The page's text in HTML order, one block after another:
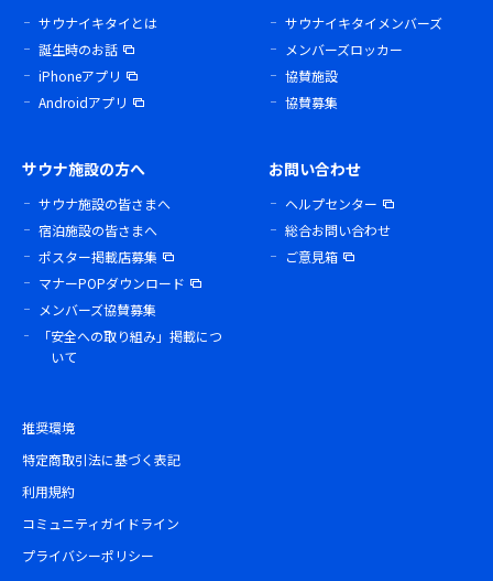
サウナイキタイとは
誕生時のお話
iPhoneアプリ
Androidアプリ
サウナイキタイメンバーズ
メンバーズロッカー
協賛施設
協賛募集
サウナ施設の方へ
サウナ施設の皆さまへ
宿泊施設の皆さまへ
ポスター掲載店募集
マナーPOPダウンロード
メンバーズ協賛募集
「安全への取り組み」掲載につ
いて
お問い合わせ
ヘルプセンター
総合お問い合わせ
ご意見箱
推奨環境
特定商取引法に基づく表記
利用規約
コミュニティガイドライン
プライバシーポリシー